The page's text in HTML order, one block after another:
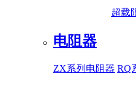
超载
电阻器
ZX系列电阻器 RQ